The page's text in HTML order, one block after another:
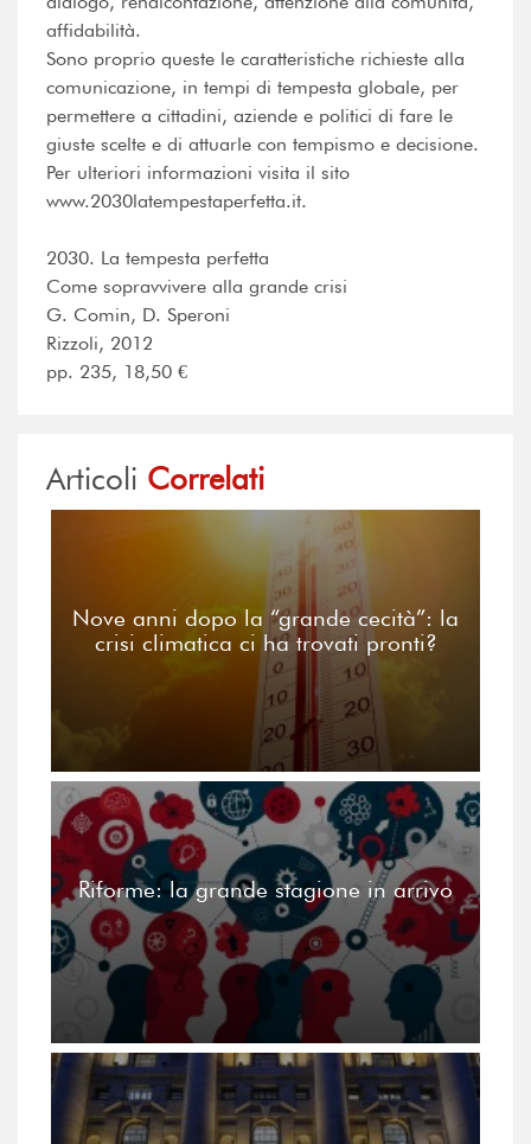
affidabilità.
Sono proprio queste le caratteristiche richieste alla
comunicazione, in tempi di tempesta globale, per
permettere a cittadini, aziende e politici di fare le
giuste scelte e di attuarle con tempismo e decisione.
Per ulteriori informazioni visita il sito
www.2030latempestaperfetta.it.
2030. La tempesta perfetta
Come sopravvivere alla grande crisi
G. Comin, D. Speroni
Rizzoli, 2012
pp. 235, 18,50 €
Articoli Correlati
Nove anni dopo la “grande cecità”: la
crisi climatica ci ha trovati pronti?
Riforme: la grande stagione in arrivo